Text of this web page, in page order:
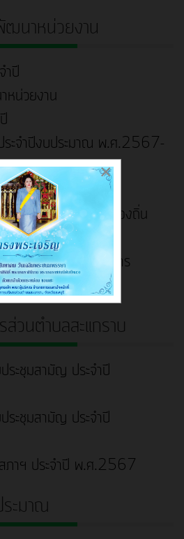
นาหน่วยงาน
ำปี
น่วยงาน
ะจำปีงบประมาณ พ.ศ.2567-
ประเมินผลแผนพัฒนาท้องถิ่น
ามพึงพอใจการให้บริการ
วนตำบลสะแกราบ
ระชุมสามัญ ประจำปี
ระชุมสามัญ ประจำปี
สภาฯ ประจำปี พ.ศ.2567
ระมาณ
×